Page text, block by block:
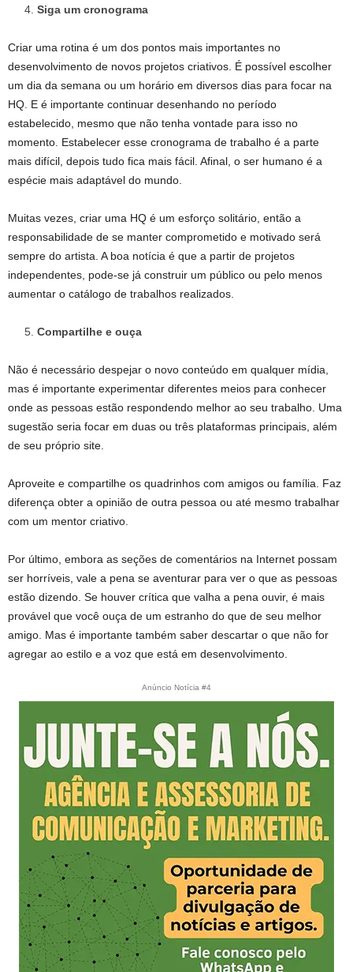
Siga um cronograma
Criar uma rotina é um dos pontos mais importantes no
desenvolvimento de novos projetos criativos. É possível escolher
um dia da semana ou um horário em diversos dias para focar na
HQ. E é importante continuar desenhando no período
estabelecido, mesmo que não tenha vontade para isso no
momento. Estabelecer esse cronograma de trabalho é a parte
mais difícil, depois tudo fica mais fácil. Afinal, o ser humano é a
espécie mais adaptável do mundo.
Muitas vezes, criar uma HQ é um esforço solitário, então a
responsabilidade de se manter comprometido e motivado será
sempre do artista. A boa notícia é que a partir de projetos
independentes, pode-se já construir um público ou pelo menos
aumentar o catálogo de trabalhos realizados.
Compartilhe e ouça
Não é necessário despejar o novo conteúdo em qualquer mídia,
mas é importante experimentar diferentes meios para conhecer
onde as pessoas estão respondendo melhor ao seu trabalho. Uma
sugestão seria focar em duas ou três plataformas principais, além
de seu próprio site.
Aproveite e compartilhe os quadrinhos com amigos ou família. Faz
diferença obter a opinião de outra pessoa ou até mesmo trabalhar
com um mentor criativo.
Por último, embora as seções de comentários na Internet possam
ser horríveis, vale a pena se aventurar para ver o que as pessoas
estão dizendo. Se houver crítica que valha a pena ouvir, é mais
provável que você ouça de um estranho do que de seu melhor
amigo. Mas é importante também saber descartar o que não for
agregar ao estilo e a voz que está em desenvolvimento.
Anúncio Notícia #4